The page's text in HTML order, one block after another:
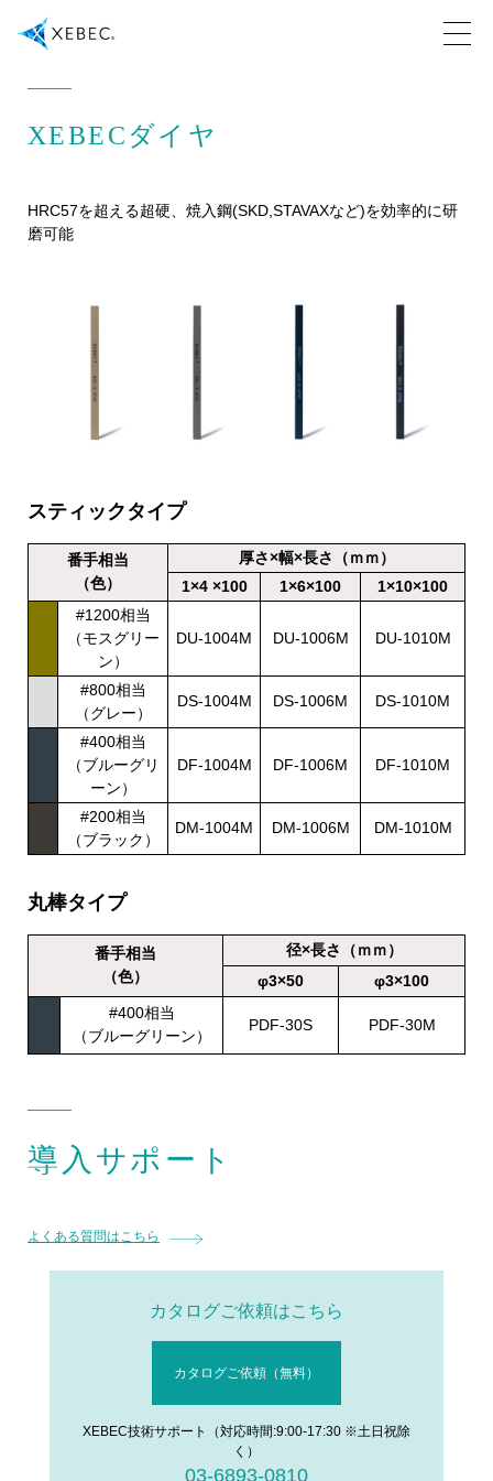
XEBECダイヤ
HRC57を超える超硬、焼入鋼(SKD,STAVAXなど)を効率的に研
磨可能
スティックタイプ
番手相当
（色）
厚さ×幅×長さ（ｍｍ）
1×4 ×100
1×6×100
1×10×100
#1200相当
（モスグリー
ン）
DU-1004M DU-1006M DU-1010M
#800相当
（グレー）
DS-1004M DS-1006M DS-1010M
#400相当
（ブルーグリ
ーン）
DF-1004M DF-1006M DF-1010M
#200相当
（ブラック）
DM-1004M DM-1006M DM-1010M
丸棒タイプ
番手相当
（色）
径×長さ（ｍｍ）
φ3×50
φ3×100
#400相当
（ブルーグリーン）
PDF-30S PDF-30M
導入サポート
よくある質問はこちら
カタログご依頼はこちら
カタログご依頼（無料）
XEBEC技術サポート（対応時間:9:00-17:30 ※土日祝除
く）
03-6893-0810